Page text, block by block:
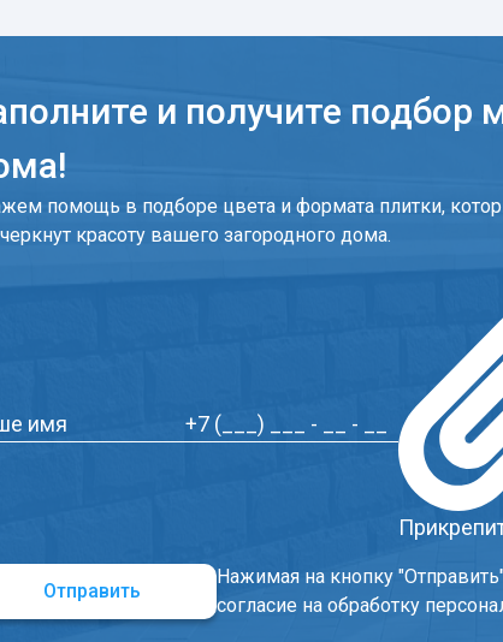
и получите подбор
помощь в подборе цвета и формата плитки,
красоту вашего загородного дома.
Отправить
Нажимая на кнопку
согласие на обработку